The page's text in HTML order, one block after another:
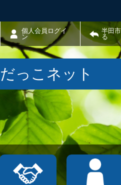
個人会員ログイ
ン
半田
る
っこネット